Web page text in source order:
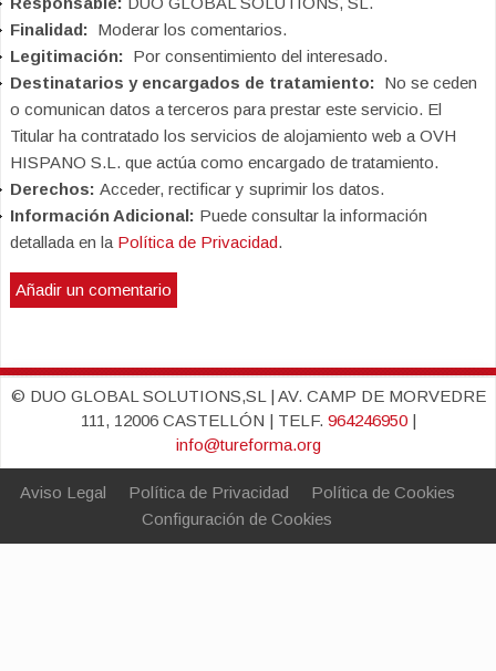
Finalidad: Moderar los comentarios.
Legitimación: Por consentimiento del interesado.
Destinatarios y encargados de tratamiento: No se ceden
o comunican datos a terceros para prestar este servicio. El
Titular ha contratado los servicios de alojamiento web a OVH
HISPANO S.L. que actúa como encargado de tratamiento.
Derechos: Acceder, rectificar y suprimir los datos.
Información Adicional: Puede consultar la información
detallada en la Política de Privacidad.
© DUO GLOBAL SOLUTIONS,SL | AV. CAMP DE MORVEDRE
111, 12006 CASTELLÓN | TELF. 964246950|
info@tureforma.org
Aviso Legal Política de Privacidad
Política de Cookies
Configuración de Cookies